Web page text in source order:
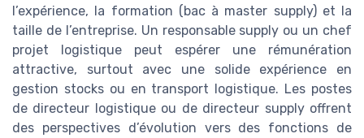
l’expérience, la formation (bac à master supply) et la
taille de l’entreprise. Un responsable supply ou un chef
projet logistique peut espérer une rémunération
attractive, surtout avec une solide expérience en
gestion stocks ou en transport logistique. Les postes
de directeur logistique ou de directeur supply offrent
des perspectives d’évolution vers des fonctions de